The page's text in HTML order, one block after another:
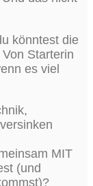
könntest die
Starterin
es viel
MIT
(und